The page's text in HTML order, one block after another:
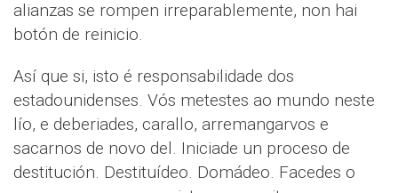
alianzas se rompen irreparablemente, non hai
botón de reinicio.
Así que si, isto é responsabilidade dos
estadounidenses. Vós metestes ao mundo neste
lío, e deberiades, carallo, arremangarvos e
sacarnos de novo del. Iniciade un proceso de
destitución. Destituídeo. Domádeo. Facedes o